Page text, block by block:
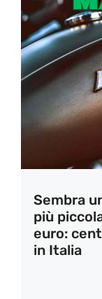
Sembra
più
euro:
in Italia